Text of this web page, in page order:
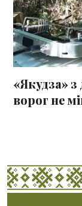
«Якудза»
ворог не